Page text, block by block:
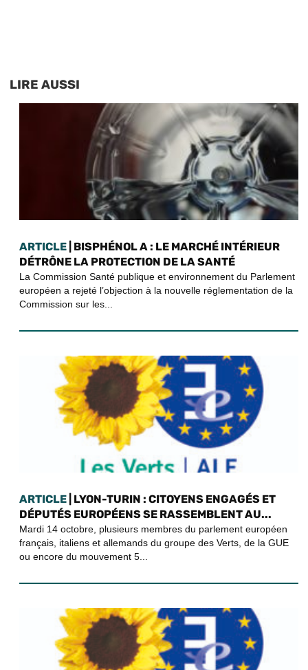
LIRE AUSSI
ARTICLE | BISPHÉNOL A : LE MARCHÉ INTÉRIEUR
DÉTRÔNE LA PROTECTION DE LA SANTÉ
La Commission Santé publique et environnement du Parlement
européen a rejeté l’objection à la nouvelle réglementation de la
Commission sur les...
ARTICLE | LYON-TURIN : CITOYENS ENGAGÉS ET
DÉPUTÉS EUROPÉENS SE RASSEMBLENT AU...
Mardi 14 octobre, plusieurs membres du parlement européen
français, italiens et allemands du groupe des Verts, de la GUE
ou encore du mouvement 5...